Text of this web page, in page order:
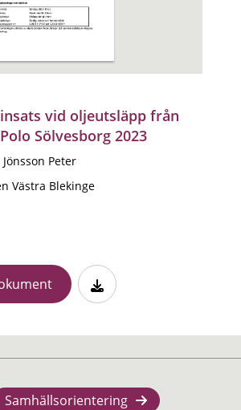
vid oljeutsläpp från
Sölvesborg 2023
Peter
Västra Blekinge
Samhällsorientering